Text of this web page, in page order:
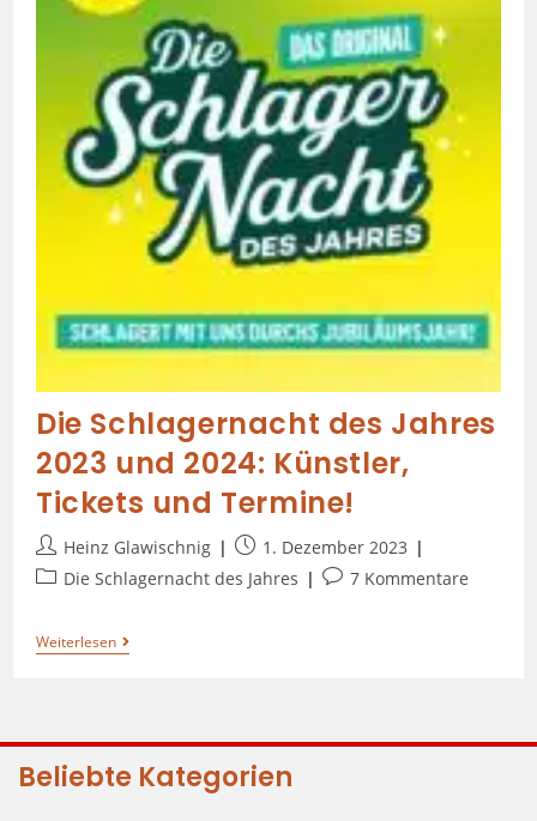
Die Schlagernacht des Jahres
2023 und 2024: Künstler,
Tickets und Termine!
Heinz Glawischnig
1. Dezember 2023
Die Schlagernacht des Jahres
7 Kommentare
Weiterlesen
Beliebte Kategorien